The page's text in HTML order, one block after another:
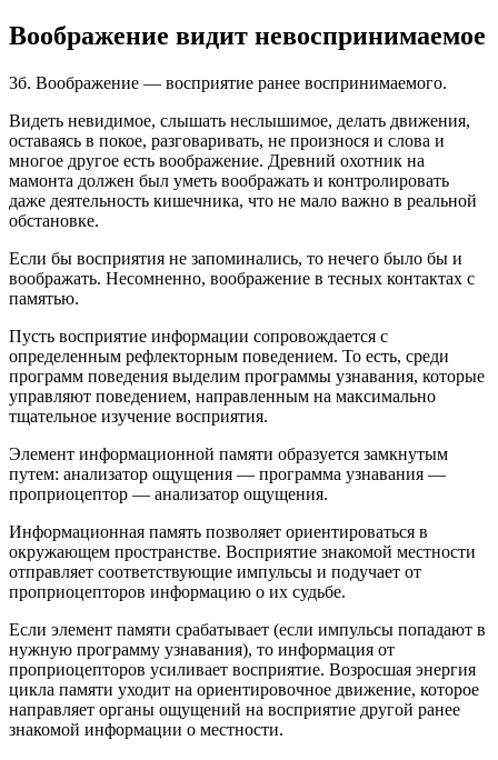
Воображение видит невоспринимаемое
3б. Воображение — восприятие ранее воспринимаемого.
Видеть невидимое, слышать неслышимое, делать движения,
оставаясь в покое, разговаривать, не произнося и слова и
многое другое есть воображение. Древний охотник на
мамонта должен был уметь воображать и контролировать
даже деятельность кишечника, что не мало важно в реальной
обстановке.
Если бы восприятия не запоминались, то нечего было бы и
воображать. Несомненно, воображение в тесных контактах с
памятью.
Пусть восприятие информации сопровождается с
определенным рефлекторным поведением. То есть, среди
программ поведения выделим программы узнавания, которые
управляют поведением, направленным на максимально
тщательное изучение восприятия.
Элемент информационной памяти образуется замкнутым
путем: анализатор ощущения — программа узнавания —
проприоцептор — анализатор ощущения.
Информационная память позволяет ориентироваться в
окружающем пространстве. Восприятие знакомой местности
отправляет соответствующие импульсы и подучает от
проприоцепторов информацию о их судьбе.
Если элемент памяти срабатывает (если импульсы попадают в
нужную программу узнавания), то информация от
проприоцепторов усиливает восприятие. Возросшая энергия
цикла памяти уходит на ориентировочное движение, которое
направляет органы ощущений на восприятие другой ранее
знакомой информации о местности.